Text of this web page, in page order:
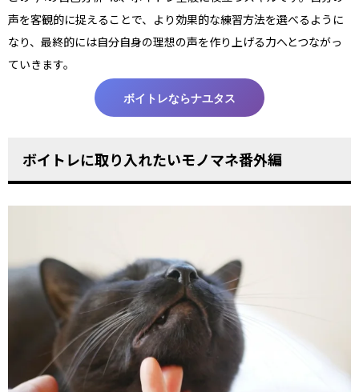
声を客観的に捉えることで、より効果的な練習方法を選べるように
なり、最終的には自分自身の理想の声を作り上げる力へとつながっ
ていきます。
ボイトレならナユタス
ボイトレに取り入れたいモノマネ番外編